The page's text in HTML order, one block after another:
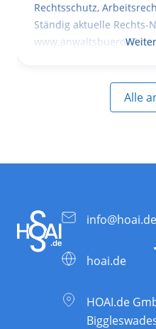
Rechtsschutz,
Ständig aktuelle Rechts-
www.anwaltsbuero47.de
Alle
info@hoai.de
hoai.de
HOAI.de